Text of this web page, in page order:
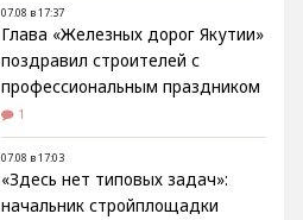
07.08 в 17:37
Глава «Железных дорог Якутии»
поздравил строителей с
профессиональным праздником
1
07.08 в 17:03
«Здесь нет типовых задач»:
начальник стройплощадки